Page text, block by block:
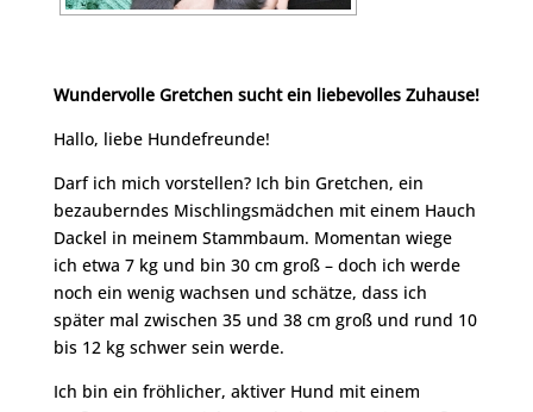
Wundervolle Gretchen sucht ein liebevolles Zuhause!
Hallo, liebe Hundefreunde!
Darf ich mich vorstellen? Ich bin Gretchen, ein
bezauberndes Mischlingsmädchen mit einem Hauch
Dackel in meinem Stammbaum. Momentan wiege
ich etwa 7 kg und bin 30 cm groß – doch ich werde
noch ein wenig wachsen und schätze, dass ich
später mal zwischen 35 und 38 cm groß und rund 10
bis 12 kg schwer sein werde.
Ich bin ein fröhlicher, aktiver Hund mit einem